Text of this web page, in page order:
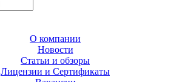
О компании
Новости
Статьи и обзоры
Лицензии и Сертификаты